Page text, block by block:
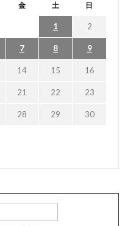
金 土 日
1 2
7 8 9
14 15 16
21 22 23
28 29 30